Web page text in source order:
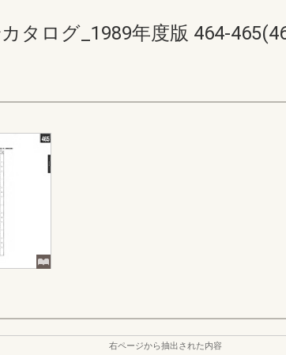
タログ_1989年度版 464-
右ページから抽出された内容